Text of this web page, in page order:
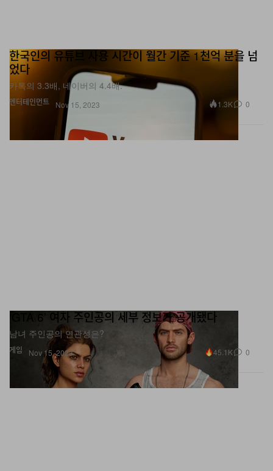
엔터테인먼트
한국인의 유튜브 사용 시간이 월간 기준 1천억 분을 넘
었다
카톡의 3.3배, 네이버의 4.4배.
Nov 15, 2023 1.3K 0
게임
‘GTA 6’ 여자 주인공의 세부 정보가 공개됐다
남녀 주인공의 연관성은?
Nov 15, 2023 45.1K 0